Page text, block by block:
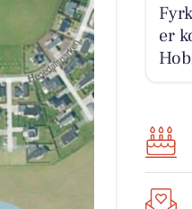
er